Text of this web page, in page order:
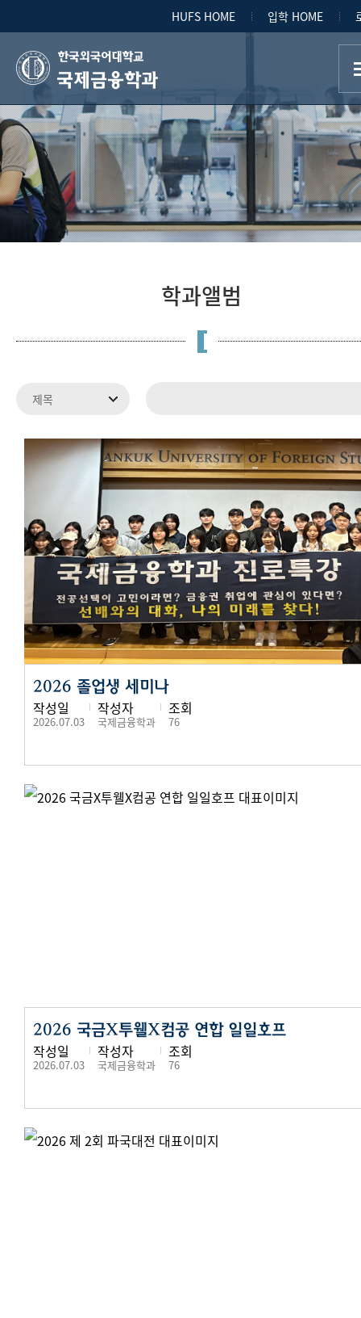
HUFS HOME 입학 HOME
국제금융학과
학과앨범
2026 졸업생 세미나
작성일
2026.07.03
작성자
국제금융학과
조회
76
2026 국금X투웰X컴공 연합 일일호프
작성일
2026.07.03
작성자
국제금융학과
조회
76